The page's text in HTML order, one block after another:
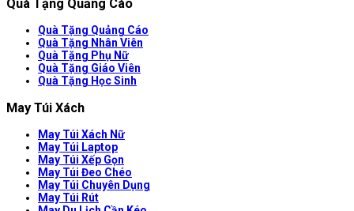
Quà Tặng Quảng Cáo
Quà Tặng Quảng Cáo
Quà Tặng Nhân Viên
Quà Tặng Phụ Nữ
Quà Tặng Giáo Viên
Quà Tặng Học Sinh
May Túi Xách
May Túi Xách Nữ
May Túi Laptop
May Túi Xếp Gọn
May Túi Đeo Chéo
May Túi Chuyên Dụng
May Túi Rút